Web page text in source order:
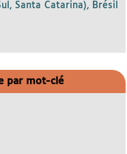
Santa Catarina), Brésil
par mot-clé